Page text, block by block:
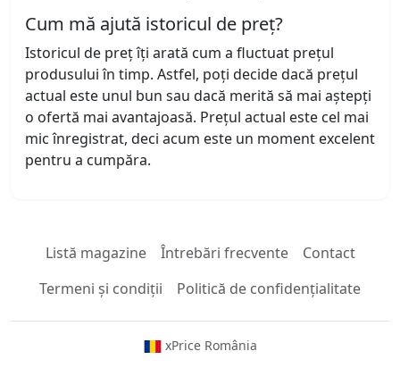
Cum mă ajută istoricul de preț?
Istoricul de preț îți arată cum a fluctuat prețul
produsului în timp. Astfel, poți decide dacă prețul
actual este unul bun sau dacă merită să mai aștepți
o ofertă mai avantajoasă. Prețul actual este cel mai
mic înregistrat, deci acum este un moment excelent
pentru a cumpăra.
Listă magazine Întrebări frecvente
Contact
Termeni și condiții
Politică de confidențialitate
xPrice România